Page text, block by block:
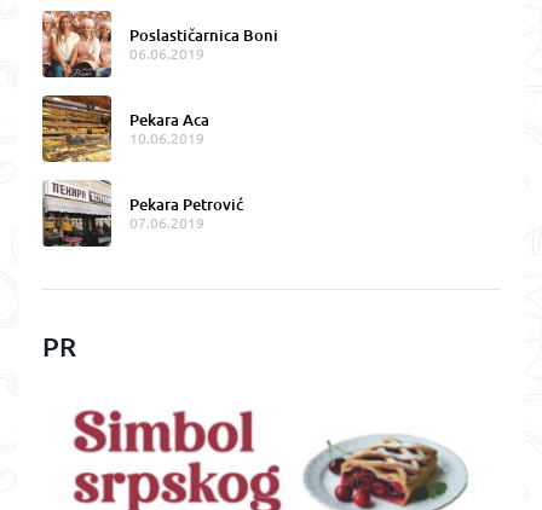
Poslastičarnica Boni
06.06.2019
Pekara Aca
10.06.2019
Pekara Petrović
07.06.2019
PR